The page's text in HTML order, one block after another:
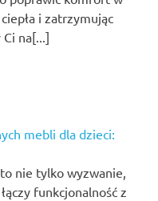
i zatrzymując
na[...]
mebli dla dzieci:
nie tylko wyzwanie,
funkcjonalność z